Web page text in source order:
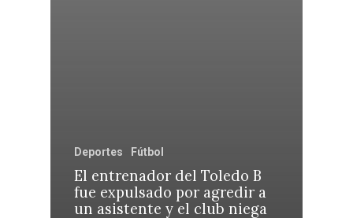
Deportes Fútbol
El entrenador del Toledo B
fue expulsado por agredir a
un asistente y el club niega